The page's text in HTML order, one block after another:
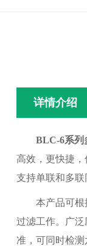
详情介绍
BLC-6系列
高效，更快捷
支持单联和多
本产品可
过滤工作。广
准，可同时检